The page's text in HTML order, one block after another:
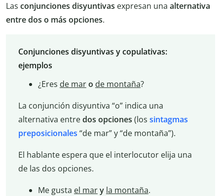
Las conjunciones disyuntivas expresan una alternativa
entre dos o más opciones.
Conjunciones disyuntivas y copulativas:
ejemplos
¿Eres de maro de montaña?
La conjunción disyuntiva “o” indica una
alternativa entredos opciones (los sintagmas
preposicionales “de mar” y “de montaña”).
El hablante espera que el interlocutor elija una
de las dos opciones.
Me gusta el mary la montaña.